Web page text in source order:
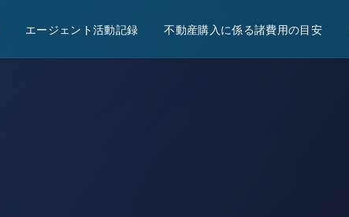
エージェント活動記録 不動産購入に係る諸費用の目安